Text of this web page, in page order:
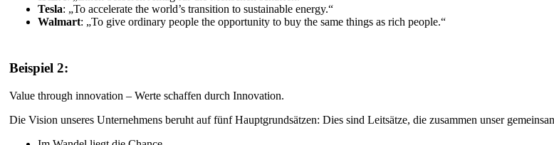
Tesla: „To accelerate the world’s transition to sustainable energy.“
Walmart: „To give ordinary people the opportunity to buy the same things as rich people.“
Beispiel 2:
Value through innovation – Werte schaffen durch Innovation.
Die Vision unseres Unternehmens beruht auf fünf Hauptgrundsätzen: Dies sind Leitsätze, die zusammen unser